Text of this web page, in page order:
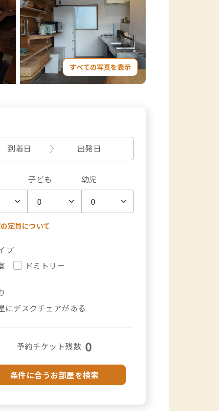
すべての写真を表示
到着日 出発日
子ども 幼児
定員について
プ
ドミトリー
にデスクチェアがある
予約チケット残数 0
条件に合うお部屋を検索